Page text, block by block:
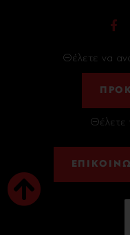
Θέλετε να
Θέλετε